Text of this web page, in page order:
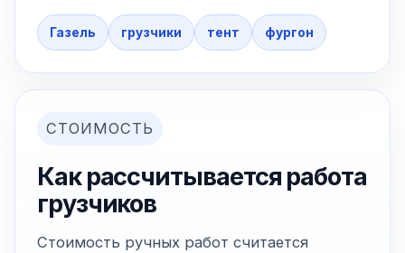
Газель грузчики тент фургон
СТОИМОСТЬ
Как рассчитывается работа
грузчиков
Стоимость ручных работ считается